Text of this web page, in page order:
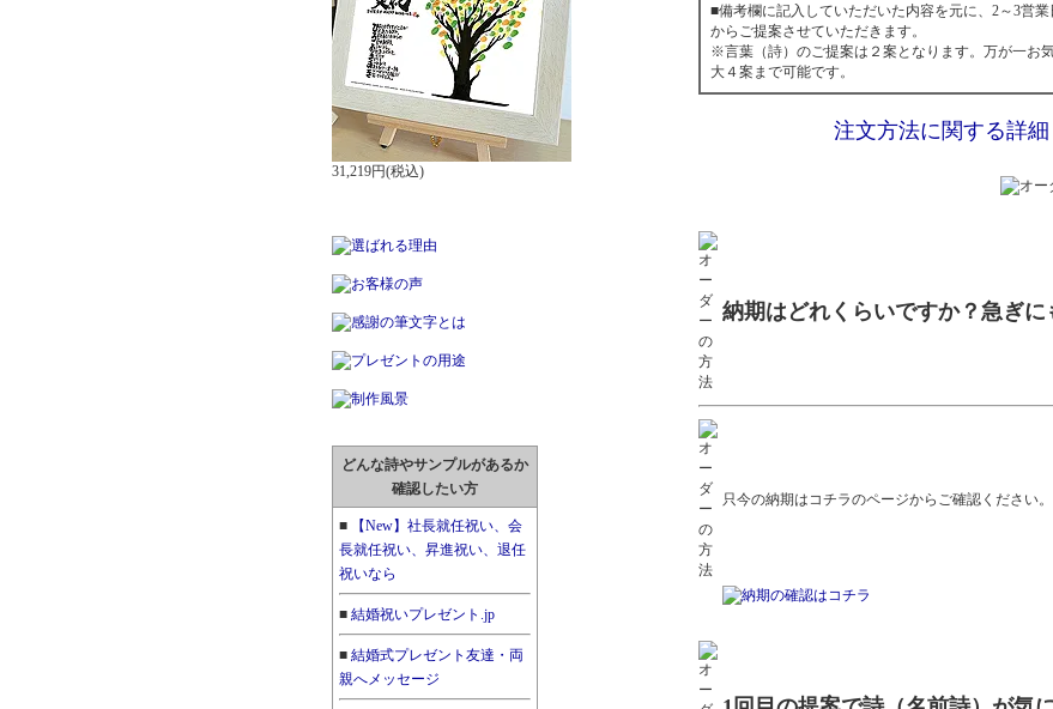
31,219円(税込)
どんな詩やサンプルがあるか
確認したい方
■【New】社長就任祝い、会
長就任祝い、昇進祝い、退任
祝いなら
■結婚祝いプレゼント.jp
■結婚式プレゼント友達・両
親へメッセージ
■備考欄に記入していただいた内容を元に、2～3営
からご提案させていただきます。
※言葉（詩）のご提案は２案となります。万が一お
大４案まで可能です。
注文方法に関する詳
納期はどれくらいですか？急ぎ
只今の納期はコチラのページからご確認ください。